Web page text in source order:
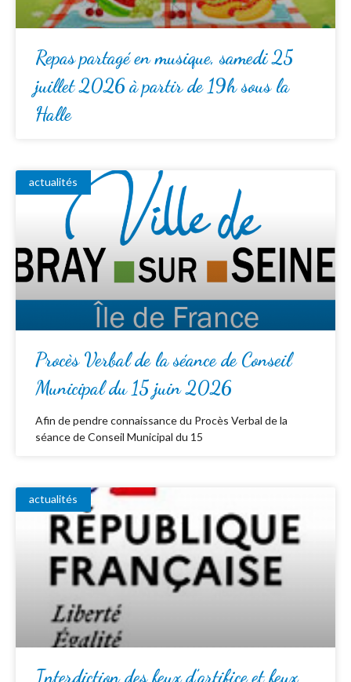
Repas partagé en musique, samedi 25
juillet 2026 à partir de 19h sous la
Halle
actualités
Procès Verbal de la séance de Conseil
Municipal du 15 juin 2026
Afin de pendre connaissance du Procès Verbal de la
séance de Conseil Municipal du 15
actualités
Interdiction des feux d’artifice et feux